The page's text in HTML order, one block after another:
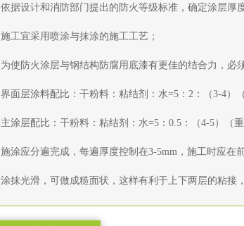
依据设计和消防部门提出的防火等级标准，确定涂层厚
施工宜采用喷涂与抹涂的施工工艺；
为使防火涂层与钢结构防腐用底漆有更佳的结合力，必
界面层涂料配比：干粉料：粘结剂：水=5：2：（3-4）
主涂层配比：干粉料：粘结剂：水=5：0.5：（4-5）（
施涂应分遍完成，每遍厚度控制在3-5mm，施工时应在
涂抹光滑，可做成糙面状，这样有利于上下两层的粘接